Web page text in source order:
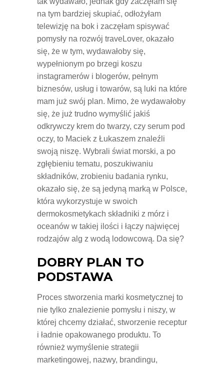
na tym bardziej skupiać, odłożyłam
telewizję na bok i zaczęłam spisywać
pomysły na rozwój traveLover, okazało
się, że w tym, wydawałoby się,
wypełnionym po brzegi koszu
instagramerów i blogerów, pełnym
biznesów, usług i towarów, są luki na które
mam już swój plan. Mimo, że wydawałoby
się, że już trudno wymyślić jakiś
odkrywczy krem do twarzy, czy serum pod
oczy, to Maciek z Łukaszem znaleźli
swoją niszę. Wybrali świat morski, a po
zgłębieniu tematu, poszukiwaniu
składników, zrobieniu badania rynku,
okazało się, że są jedyną marką w Polsce,
która wykorzystuje w swoich
dermokosmetykach składniki z mórz i
oceanów w takiej ilości i łączy najwięcej
rodzajów alg z wodą lodowcową. Da się?
DOBRY PLAN TO
PODSTAWA
Proces stworzenia marki kosmetycznej to
nie tylko znalezienie pomysłu i niszy, w
której chcemy działać, stworzenie receptur
i ładnie opakowanego produktu. To
również wymyślenie strategii
marketingowej, nazwy, brandingu,